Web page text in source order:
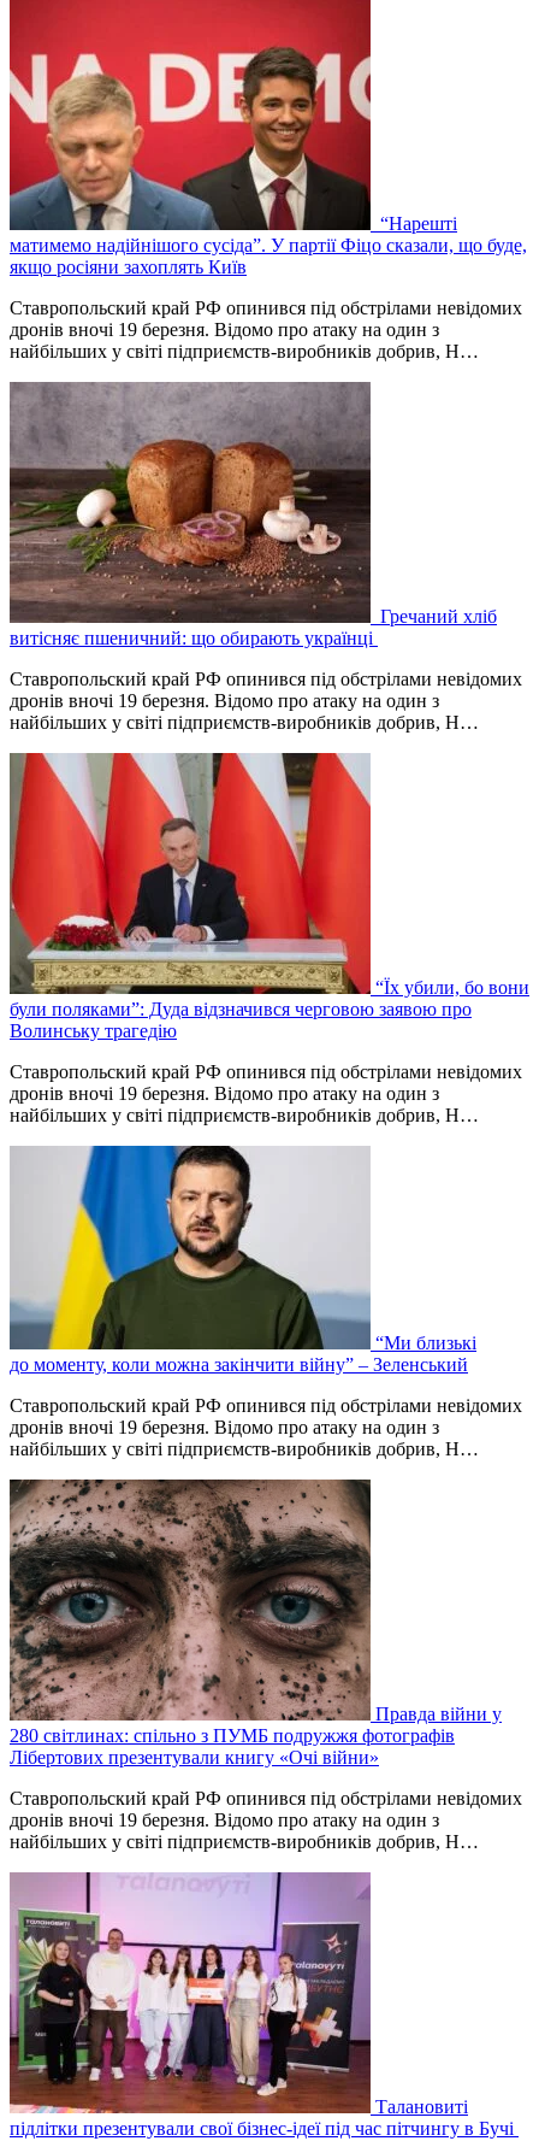
“Нарешті
матимемо надійнішого сусіда”. У партії Фіцо сказали, що буде,
якщо росіяни захоплять Київ
Ставропольский край РФ опинився під обстрілами невідомих
дронів вночі 19 березня. Відомо про атаку на один з
найбільших у світі підприємств-виробників добрив, Н…
Гречаний хліб
витісняє пшеничний: що обирають українці
Ставропольский край РФ опинився під обстрілами невідомих
дронів вночі 19 березня. Відомо про атаку на один з
найбільших у світі підприємств-виробників добрив, Н…
“Їх убили, бо вони
були поляками”: Дуда відзначився черговою заявою про
Волинську трагедію
Ставропольский край РФ опинився під обстрілами невідомих
дронів вночі 19 березня. Відомо про атаку на один з
найбільших у світі підприємств-виробників добрив, Н…
“Ми близькі
до моменту, коли можна закінчити війну” – Зеленський
Ставропольский край РФ опинився під обстрілами невідомих
дронів вночі 19 березня. Відомо про атаку на один з
найбільших у світі підприємств-виробників добрив, Н…
Правда війни у
280 світлинах: спільно з ПУМБ подружжя фотографів
Лібертових презентували книгу «Очі війни»
Ставропольский край РФ опинився під обстрілами невідомих
дронів вночі 19 березня. Відомо про атаку на один з
найбільших у світі підприємств-виробників добрив, Н…
Талановиті
підлітки презентували свої бізнес-ідеї під час пітчингу в Бучі